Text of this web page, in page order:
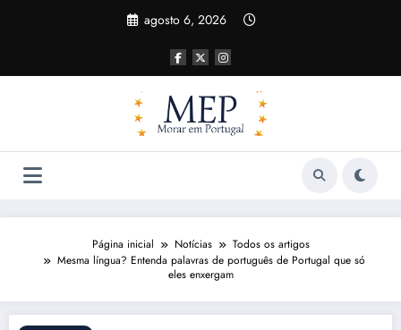
agosto 6, 2026
Página inicial Notícias
Todos os artigos
Mesma língua? Entenda palavras de português de Portugal que só
eles enxergam